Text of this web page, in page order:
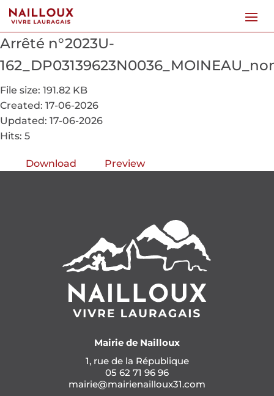
Arrêté n°2023U-
File size: 191.82 KB
Created: 17-06-2026
Updated: 17-06-2026
Hits: 5
Download Preview
Mairie de Nailloux
1, rue de la République
05 62 71 96 96
mairie@mairienailloux31.com